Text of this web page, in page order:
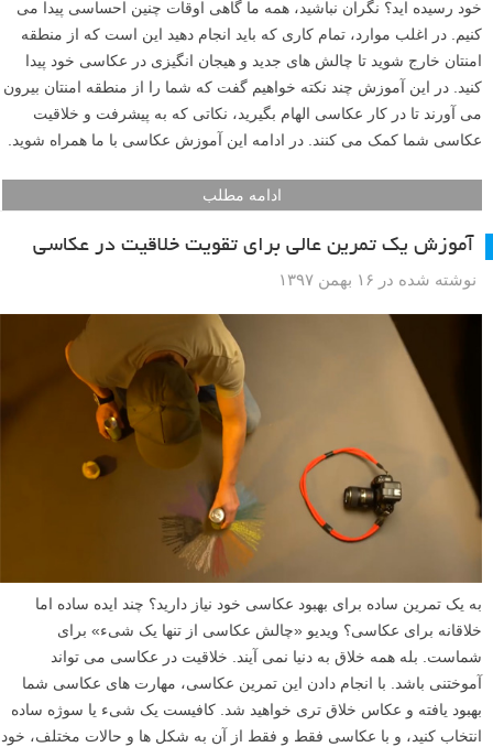
خود رسیده اید؟ نگران نباشید، همه ما گاهی اوقات چنین احساسی پیدا می
کنیم. در اغلب موارد، تمام کاری که باید انجام دهید این است که از منطقه
امنتان خارج شوید تا چالش های جدید و هیجان انگیزی در عکاسی خود پیدا
کنید. در این آموزش چند نکته خواهیم گفت که شما را از منطقه امنتان بیرون
می آورند تا در کار عکاسی الهام بگیرید، نکاتی که به پیشرفت و خلاقیت
عکاسی شما کمک می کنند. در ادامه این آموزش عکاسی با ما همراه شوید.
ادامه مطلب
آموزش یک تمرین عالی برای تقویت خلاقیت در عکاسی
نوشته شده در ۱۶ بهمن ۱۳۹۷
به یک تمرین ساده برای بهبود عکاسی خود نیاز دارید؟ چند ایده ساده اما
خلاقانه برای عکاسی؟ ویدیو «چالش عکاسی از تنها یک شیء» برای
شماست. بله همه خلاق به دنیا نمی آیند. خلاقیت در عکاسی می تواند
آموختنی باشد. با انجام دادن این تمرین عکاسی، مهارت های عکاسی شما
بهبود یافته و عکاس خلاق تری خواهید شد. کافیست یک شیء یا سوژه ساده
انتخاب کنید، و با عکاسی فقط و فقط از آن به شکل ها و حالات مختلف، خود